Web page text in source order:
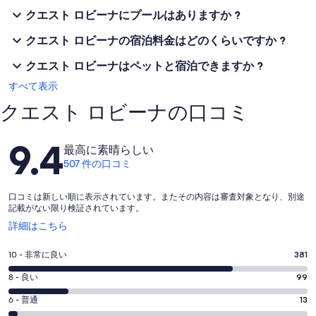
クエスト ロビーナにプールはありますか ?
クエスト ロビーナの宿泊料金はどのくらいですか ?
クエスト ロビーナはペットと宿泊できますか ?
すべて表示
クエスト ロビーナの口コミ
口
コ
9.4最高に素晴らしい
507 件の口コミ
口コミは新しい順に表示されています。またその内容は審査対象となり、別途
記載がない限り検証されています。
詳細はこちら
新
い
ウ
ィ
ン
ド
評
価
10
-
10 - 非常に良い 381
評
価
8
8 - 良い 99
評
6 - 普通 13